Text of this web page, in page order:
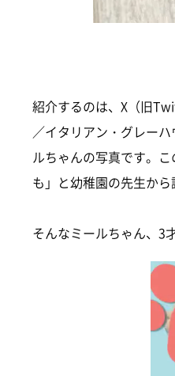
紹介するのは、X（旧
／イタリアン・グレー
ルちゃんの写真です。
も」と幼稚園の先生から
そんなミールちゃん、3